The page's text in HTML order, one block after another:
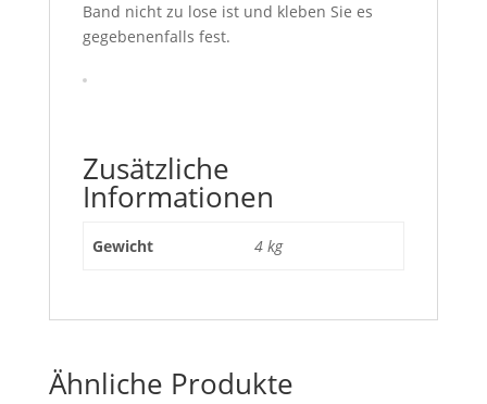
Band nicht zu lose ist und kleben Sie es
gegebenenfalls fest.
Zusätzliche
Informationen
Gewicht 4 kg
Ähnliche Produkte